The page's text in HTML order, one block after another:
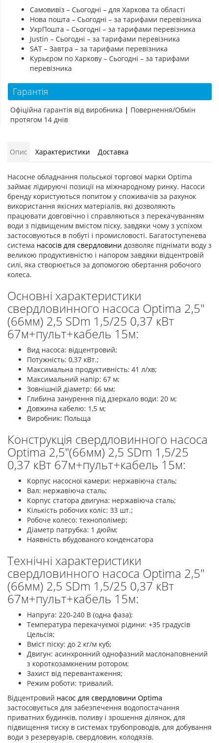
Самовивіз – Сьогодні – для Харкова та області
Нова пошта – Сьогодні – за тарифами перевізника
УкрПошта – Сьогодні – за тарифами перевізника
Justin – Сьогодні – за тарифами перевізника
SAT – Завтра – за тарифами перевізника
Курьєром по Харкову – Сьогодні – за тарифами
перевізника
Гарантія
Офіційна гарантія від виробника | Повернення/Обмін
протягом 14 днів
Опис Характеристики Доставка
Насосне обладнання польської торгової марки Optima
займає лідируючі позиції на міжнародному ринку. Насоси
бренду користуються попитом у споживачів за рахунок
використання якісних матеріалів, які дозволяють
працювати довговічно і справляються з перекачуванням
води з підвищеним вмістом піску, завдяки чому з успіхом
застосовуються в побуті і промисловості. Багатоступенева
система насосів для свердловини дозволяє піднімати воду з
великою продуктивністю і напором завдяки відцентровій
силі, яка створюється за допомогою обертання робочого
колеса.
Основні характеристики
свердловинного насоса Optima 2,5"
(66мм) 2,5 SDm 1,5/25 0,37 кВт
67м+пульт+кабель 15м:
Вид насоса: відцентровий;
Потужність: 0,37 кВт.;
Максимальна продуктивність: 41 л/хв;
Максимальний напір: 67 м;
Зовнішній діаметр: 66 мм;
Глибина занурення під дзеркало води: 20 м;
Довжина кабелю: 1,5 м;
Виробник: Польща
Конструкція свердловинного насоса
Optima 2,5"(66мм) 2,5 SDm 1,5/25
0,37 кВт 67м+пульт+кабель 15м:
Корпус насосної камери: нержавіюча сталь;
Вал: нержавіюча сталь;
Корпус статора двигуна: нержавіюча сталь;
Кількість робочих коліс: 33 шт.;
Робоче колесо: технополімер;
Діаметр патрубка: 1 дюйм;
Наявність вбудованого конденсатора
Технічні характеристики
свердловинного насоса Optima 2,5"
(66мм) 2,5 SDm 1,5/25 0,37 кВт
67м+пульт+кабель 15м:
Напруга: 220-240 В (одна фаза);
Температура перекачуємої рідини: +35 градусів
Цельсія;
Вміст піску: до 2 кг/м куб;
Двигун: асинхронний однофазний маслонаповнений
з короткозамкненим ротором;
Захист від перевантаження;
Режим роботи: тривалий.
Відцентровий насос для свердловини Optima
застосовується для забезпечення водопостачання
приватних будинків, поливу і зрошення ділянок, для
підвищення тиску в системах трубопроводів, для добування
води з резервуарів, свердловин, колодязів.